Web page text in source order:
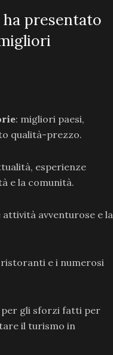
presentato
: migliori paesi,
qualità-prezzo.
esperienze
e la comunità.
avventurose e la
e i numerosi
per gli sforzi fatti per
il turismo in